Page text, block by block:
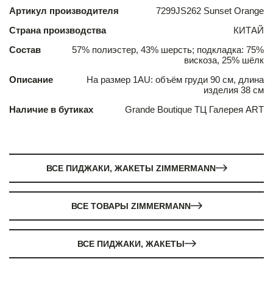
Артикул производителя
7299JS262 Sunset Orange
Страна производства
КИТАЙ
Состав
57% полиэстер, 43% шерсть; подкладка: 75%
вискоза, 25% шёлк
Описание
На размер 1AU: объём груди 90 см, длина
изделия 38 см
Наличие в бутиках
Grande Boutique ТЦ Галерея ART
ВСЕ ПИДЖАКИ, ЖАКЕТЫ ZIMMERMANN
ВСЕ ТОВАРЫ ZIMMERMANN
ВСЕ ПИДЖАКИ, ЖАКЕТЫ